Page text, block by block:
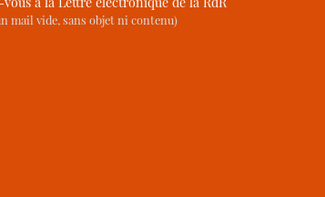
mail vide, sans objet ni contenu)